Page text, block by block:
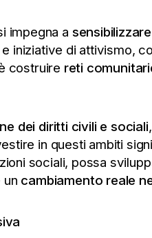
impegna a
iniziative di attivismo,
costruire reti
dei diritti civili e sociali
in questi ambiti
sociali, possa
cambiamento reale